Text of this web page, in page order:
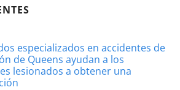
especializados en accidentes de
de Queens ayudan a los
lesionados a obtener una